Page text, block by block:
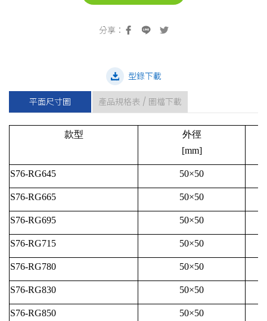
平面尺寸圖 產品規格表 / 圖檔下載
型錄下載
款型
外徑
[mm]
S76-RG645 50×50
S76-RG665 50×50
S76-RG695 50×50
S76-RG715 50×50
S76-RG780 50×50
S76-RG830 50×50
S76-RG850 50×50